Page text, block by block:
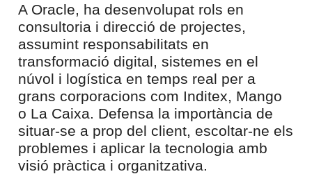
A Oracle, ha desenvolupat rols en
consultoria i direcció de projectes,
assumint responsabilitats en
transformació digital, sistemes en el
núvol i logística en temps real per a
grans corporacions com Inditex, Mango
o La Caixa. Defensa la importància de
situar-se a prop del client, escoltar-ne els
problemes i aplicar la tecnologia amb
visió pràctica i organitzativa.